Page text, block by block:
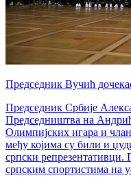
Председник Вучић
Председник Србије
Председништва на
Олимпијских игара и
међу којима су били и
српски репрезентативци.
српским спортистима на